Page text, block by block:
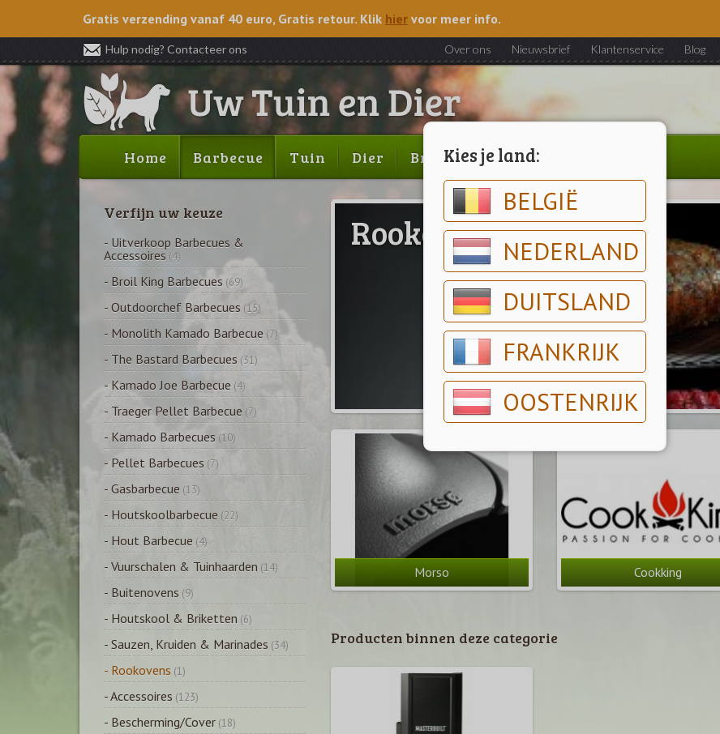
Kies je land:
BELGIË
NEDERLAND
DUITSLAND
FRANKRIJK
OOSTENRIJK
Gratis verzending vanaf 40 euro, Gratis retour. Klik hier voor meer info.
Hulp nodig? Contacteer ons Over ons Nieuwsbrief Klantenservice Blog
Home Barbecue Tuin Dier Brood & gebak
Rookovens
Morso Cookking
Producten binnen deze categorie
Verfijn uw keuze
- Uitverkoop Barbecues &
Accessoires (4)
- Broil King Barbecues (69)
- Outdoorchef Barbecues (15)
- Monolith Kamado Barbecue (7)
- The Bastard Barbecues (31)
- Kamado Joe Barbecue (4)
- Traeger Pellet Barbecue (7)
- Kamado Barbecues (10)
- Pellet Barbecues (7)
- Gasbarbecue (13)
- Houtskoolbarbecue (22)
- Hout Barbecue (4)
- Vuurschalen & Tuinhaarden (14)
- Buitenovens (9)
- Houtskool & Briketten (6)
- Sauzen, Kruiden & Marinades (34)
- Rookovens (1)
- Accessoires (123)
- Bescherming/Cover (18)